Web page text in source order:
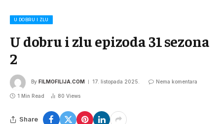
U DOBRU I ZLU
U dobru i zlu epizoda 31 sezona
2
By FILMOFILIJA.COM 17. listopada 2025. Nema komentara
1 Min Read 80 Views
Share